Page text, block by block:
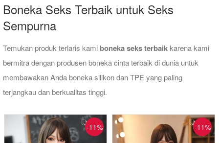
Boneka Seks Terbaik untuk Seks
Sempurna
Temukan produk terlaris kami boneka seks terbaik karena kami
bermitra dengan produsen boneka cinta terbaik di dunia untuk
membawakan Anda boneka silikon dan TPE yang paling
terjangkau dan berkualitas tinggi.
-11% -11%